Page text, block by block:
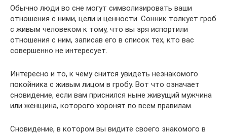
Обычно люди во сне могут символизировать ваши
отношения с ними, цели и ценности. Сонник толкует гроб
с живым человеком к тому, что вы зря испортили
отношения с ним, записав его в список тех, кто вас
совершенно не интересует.
Интересно и то, к чему снится увидеть незнакомого
покойника с живым лицом в гробу. Вот что означает
сновидение, если вам приснился ныне живущий мужчина
или женщина, которого хоронят по всем правилам.
Сновидение, в котором вы видите своего знакомого в